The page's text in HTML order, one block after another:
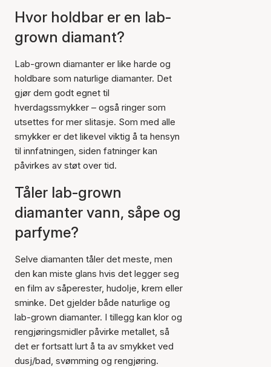
Hvor holdbar er en lab-
grown diamant?
Lab-grown diamanter er like harde og
holdbare som naturlige diamanter. Det
gjør dem godt egnet til
hverdagssmykker – også ringer som
utsettes for mer slitasje. Som med alle
smykker er det likevel viktig å ta hensyn
til innfatningen, siden fatninger kan
påvirkes av støt over tid.
Tåler lab-grown
diamanter vann, såpe og
parfyme?
Selve diamanten tåler det meste, men
den kan miste glans hvis det legger seg
en film av såperester, hudolje, krem eller
sminke. Det gjelder både naturlige og
lab-grown diamanter. I tillegg kan klor og
rengjøringsmidler påvirke metallet, så
det er fortsatt lurt å ta av smykket ved
dusj/bad, svømming og rengjøring.